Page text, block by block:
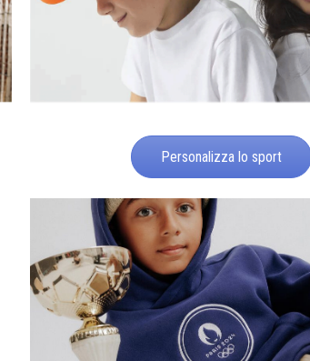
Personalizza lo sport